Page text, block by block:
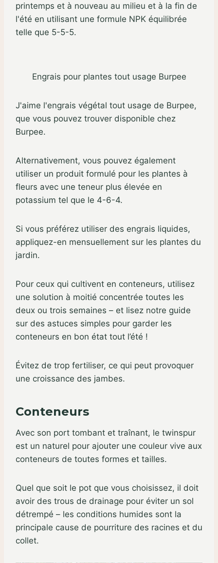
printemps et à nouveau au milieu et à la fin de
l'été en utilisant une formule NPK équilibrée
telle que 5-5-5.
Engrais pour plantes tout usage Burpee
J'aime l'engrais végétal tout usage de Burpee,
que vous pouvez trouver disponible chez
Burpee.
Alternativement, vous pouvez également
utiliser un produit formulé pour les plantes à
fleurs avec une teneur plus élevée en
potassium tel que le 4-6-4.
Si vous préférez utiliser des engrais liquides,
appliquez-en mensuellement sur les plantes du
jardin.
Pour ceux qui cultivent en conteneurs, utilisez
une solution à moitié concentrée toutes les
deux ou trois semaines – et lisez notre guide
sur des astuces simples pour garder les
conteneurs en bon état tout l’été !
Évitez de trop fertiliser, ce qui peut provoquer
une croissance des jambes.
Conteneurs
Avec son port tombant et traînant, le twinspur
est un naturel pour ajouter une couleur vive aux
conteneurs de toutes formes et tailles.
Quel que soit le pot que vous choisissez, il doit
avoir des trous de drainage pour éviter un sol
détrempé – les conditions humides sont la
principale cause de pourriture des racines et du
collet.